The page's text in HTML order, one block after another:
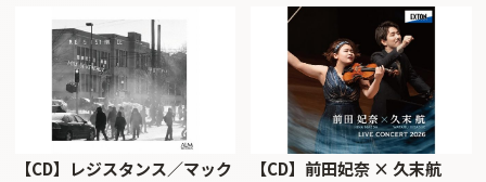
【CD】レジスタンス／マック
【CD】前田妃奈 × 久末航